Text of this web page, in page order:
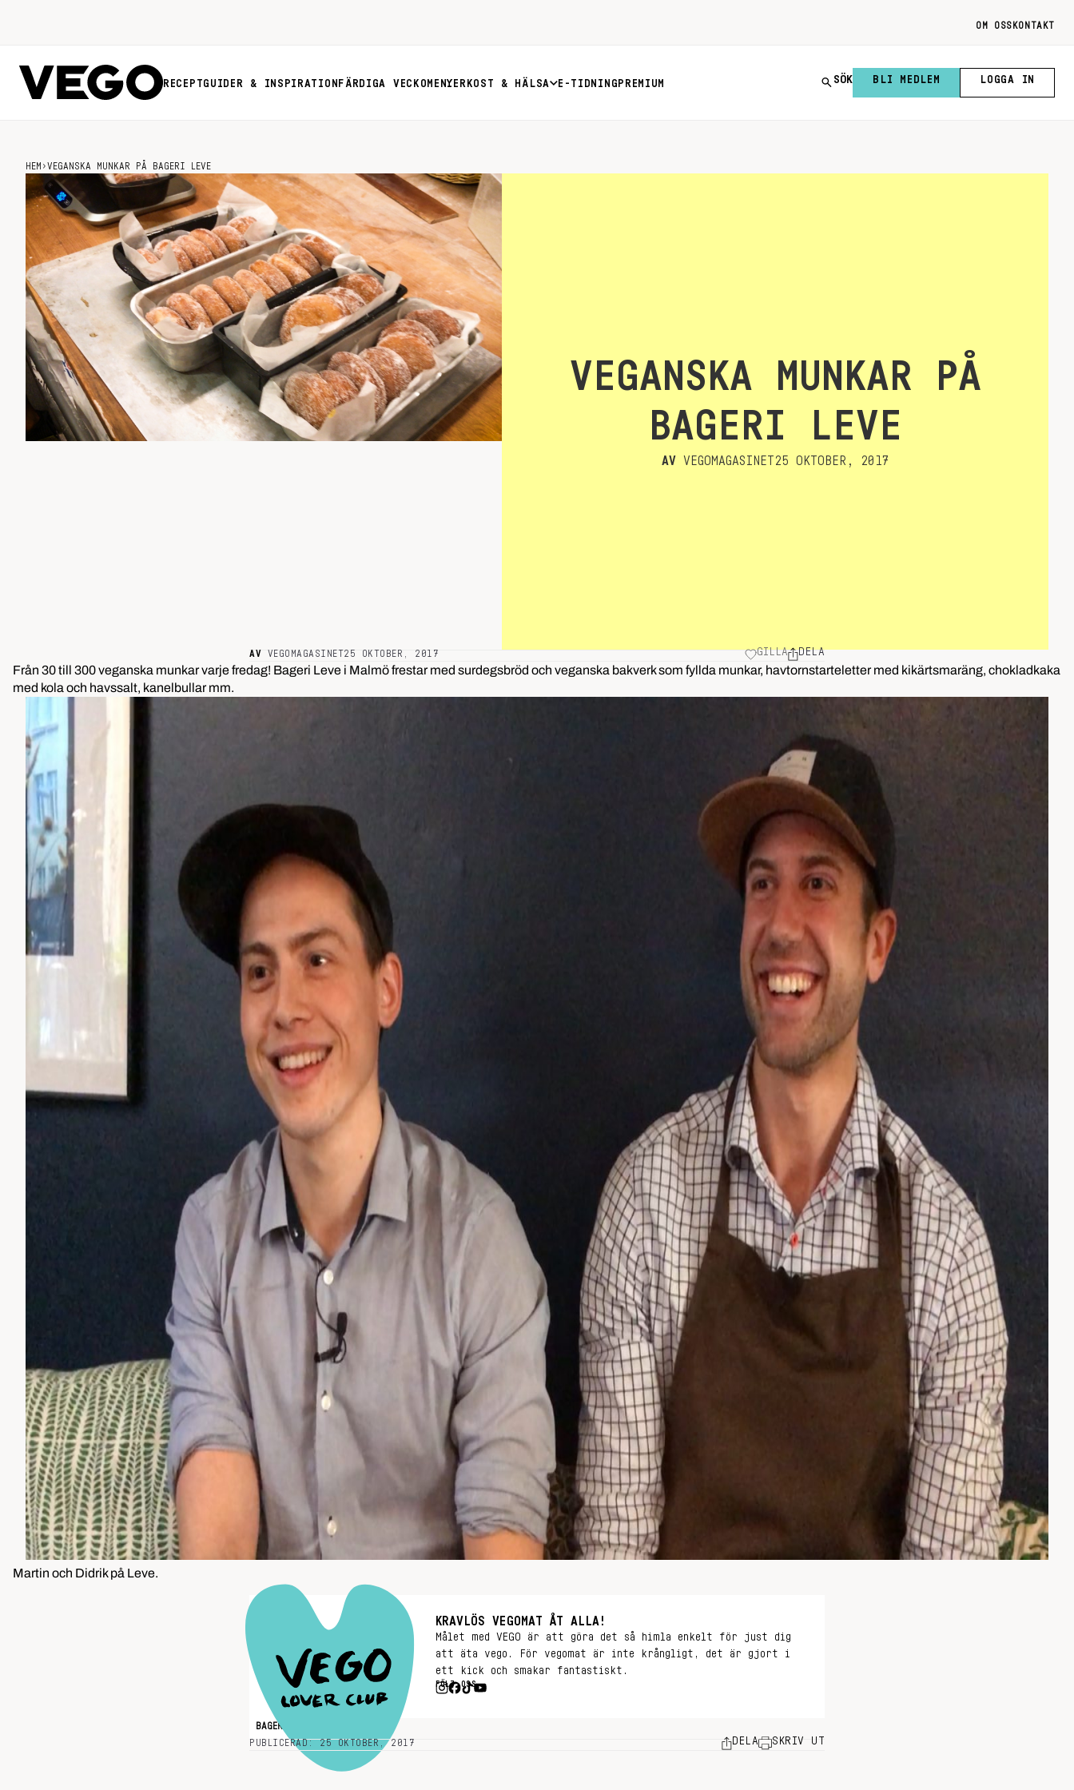
OM OSS KONTAKT
RECEPTGUIDER & INSPIRATION FÄRDIGA VECKOMENYER KOST & HÄLSA E-TIDNING PREMIUM SÖK BLI MEDLEM LOGGA IN
HEM ›VEGANSKA MUNKAR PÅ BAGERI LEVE
VEGANSKA MUNKAR PÅ
BAGERI LEVE
AV VEGOMAGASINET 25 OKTOBER, 2017
AV VEGOMAGASINET25 OKTOBER, 2017 GILLA DELA
Från 30 till 300 veganska munkar varje fredag! Bageri Leve i Malmö frestar med surdegsbröd och veganska bakverk som fyllda munkar, havtornstarteletter med kikärtsmaräng, chokladkaka
med kola och havssalt, kanelbullar mm.
Martin och Didrik på Leve.
KRAVLÖS VEGOMAT ÅT ALLA!
Målet med VEGO är att göra det så himla enkelt för just dig
att äta vego. För vegomat är inte krångligt, det är gjort i
ett kick och smakar fantastiskt.
FÖLJ OSS
BAGERI
PUBLICERAD: 25 OKTOBER, 2017
DELA SKRIV UT